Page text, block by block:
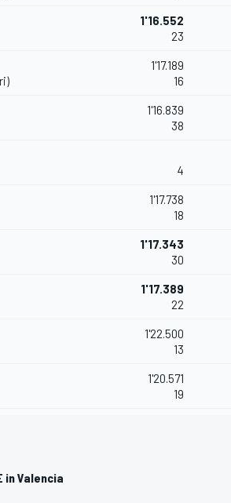
1'16.552
23
1'17.189
16
1'16.839
38
4
1'17.738
18
1'17.343
30
1'17.389
22
1'22.500
13
1'20.571
19
in Valencia